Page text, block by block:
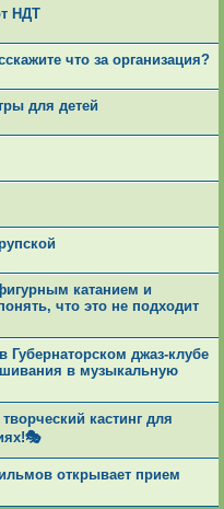
НДТ
что за организация?
для детей
катанием и
что это не подходит
Губернаторском джаз-клубе
в музыкальную
кастинг для
открывает прием